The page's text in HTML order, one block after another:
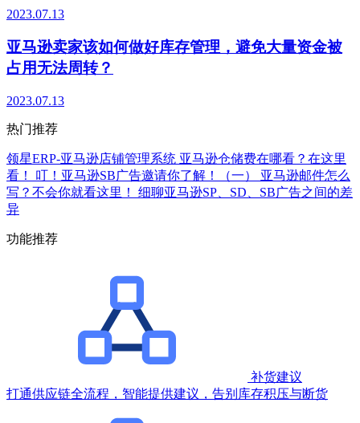
2023.07.13
亚马逊卖家该如何做好库存管理，避免大量资金被
占用无法周转？
2023.07.13
热门推荐
领星ERP-亚马逊店铺管理系统 亚马逊仓储费在哪看？在这里
看！
叮！亚马逊SB广告邀请你了解！（一）
亚马逊邮件怎么
写？不会你就看这里！
细聊亚马逊SP、SD、SB广告之间的差
异
功能推荐
补货建议
打通供应链全流程，智能提供建议，告别库存积压与断货